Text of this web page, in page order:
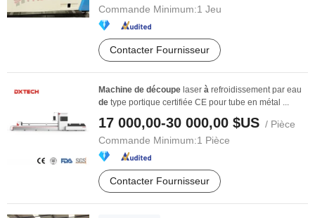
Commande Minimum:1 Jeu
Contacter Fournisseur
Machine de découpe laser à refroidissement par eau
de type portique certifiée CE pour tube en métal ...
17 000,00-30 000,00 $US / Pièce
Commande Minimum:1 Pièce
Contacter Fournisseur